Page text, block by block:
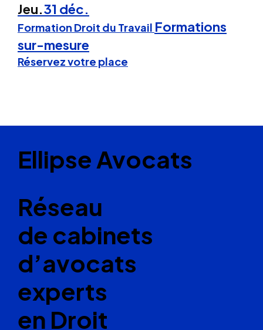
Jeu.31 déc.
Formation Droit du Travail Formations
sur-mesure
Réservez votre place
Ellipse Avocats
Réseau
de cabinets
d’avocats
experts
en Droit